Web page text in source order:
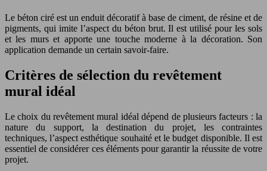
Le béton ciré est un enduit décoratif à base de ciment, de résine et de
pigments, qui imite l’aspect du béton brut. Il est utilisé pour les sols
et les murs et apporte une touche moderne à la décoration. Son
application demande un certain savoir-faire.
Critères de sélection du revêtement
mural idéal
Le choix du revêtement mural idéal dépend de plusieurs facteurs : la
nature du support, la destination du projet, les contraintes
techniques, l’aspect esthétique souhaité et le budget disponible. Il est
essentiel de considérer ces éléments pour garantir la réussite de votre
projet.